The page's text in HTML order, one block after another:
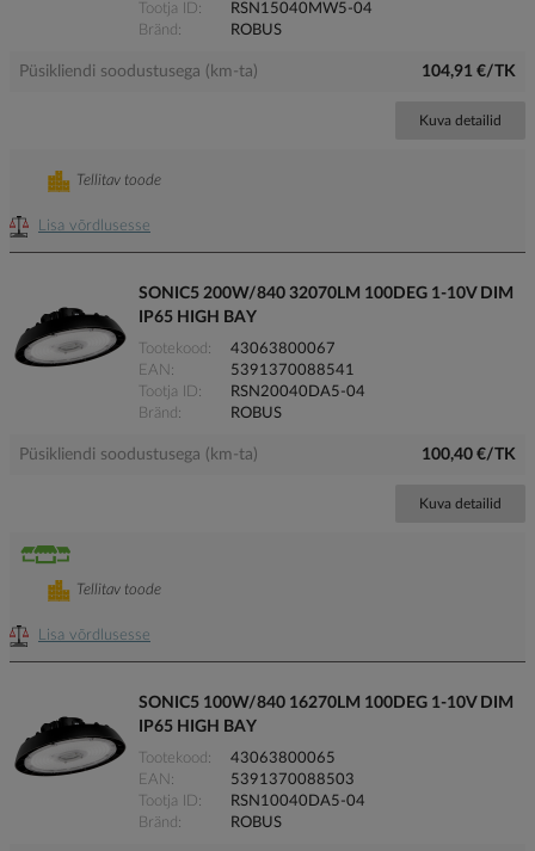
Tootja ID
RSN15040MW5-04
Bränd
ROBUS
Püsikliendi soodustusega (km-ta) 104,91 €/TK
Kuva detailid
Lisa võrdlusesse
Tellitav toode
SONIC5 200W/840 32070LM 100DEG 1-10V DIM
IP65 HIGH BAY
Tootekood
43063800067
EAN
5391370088541
Tootja ID
RSN20040DA5-04
Bränd
ROBUS
Püsikliendi soodustusega (km-ta) 100,40 €/TK
Kuva detailid
Lisa võrdlusesse
Tellitav toode
SONIC5 100W/840 16270LM 100DEG 1-10V DIM
IP65 HIGH BAY
Tootekood
43063800065
EAN
5391370088503
Tootja ID
RSN10040DA5-04
Bränd
ROBUS